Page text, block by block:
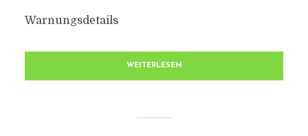
Warnungsdetails
WEITERLESEN